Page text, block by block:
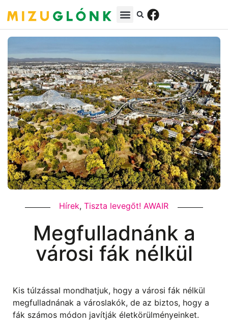
Hírek,Tiszta levegőt! AWAIR
Megfulladnánk a
városi fák nélkül
Kis túlzással mondhatjuk, hogy a városi fák nélkül
megfulladnának a városlakók, de az biztos, hogy a
fák számos módon javítják életkörülményeinket.